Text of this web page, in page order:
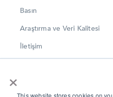
×
This website stores cookies on
Basın
Araştırma ve Veri Kalitesi
İletişim